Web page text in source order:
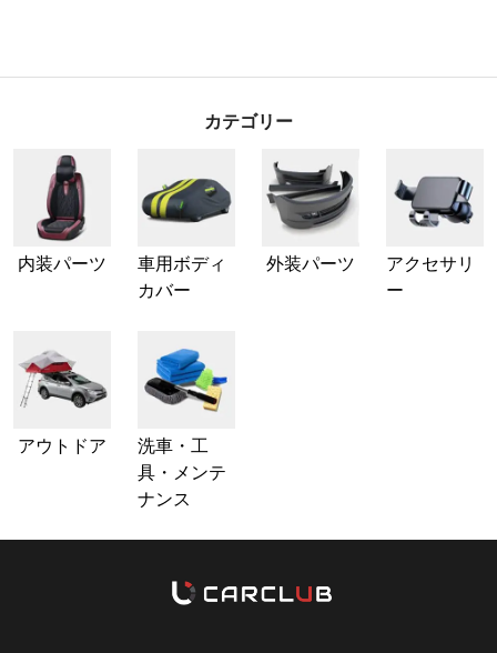
カテゴリー
内装パーツ
車用ボディ
カバー
外装パーツ
アクセサリ
ー
アウトドア
洗車・工
具・メンテ
ナンス